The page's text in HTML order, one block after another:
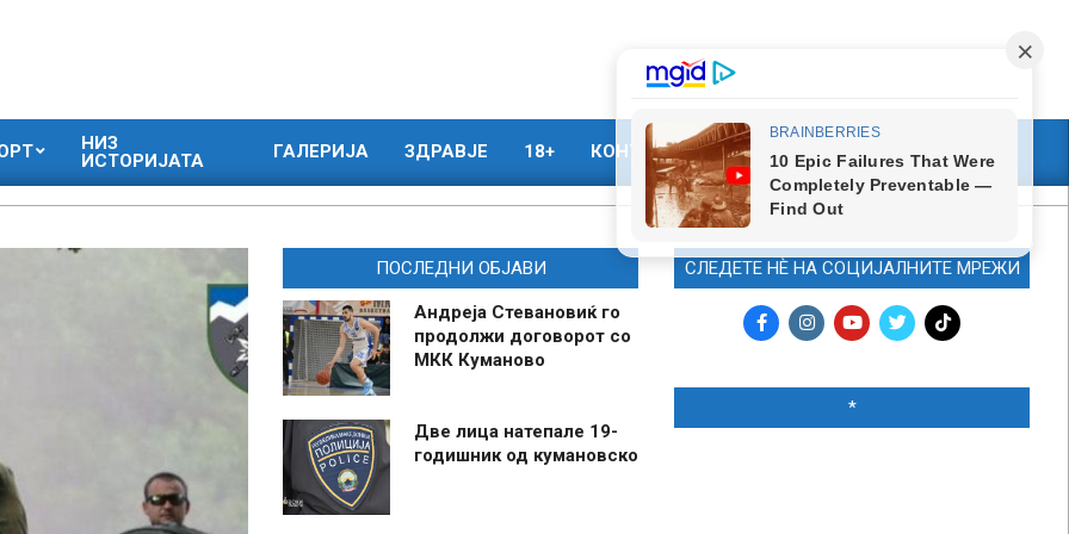
НИЗ
ИСТОРИЈАТА
ГАЛЕРИЈА ЗДРАВЈЕ 18+ КОНТАКТ МАРКЕТИНГ
ПОСЛЕДНИ ОБЈАВИ
Андреја Стевановиќ го
продолжи договорот со
МКК Куманово
Две лица натепале 19-
годишник од кумановско
СЛЕДЕТЕ НЀ НА СОЦИЈАЛНИТЕ МРЕЖИ
*